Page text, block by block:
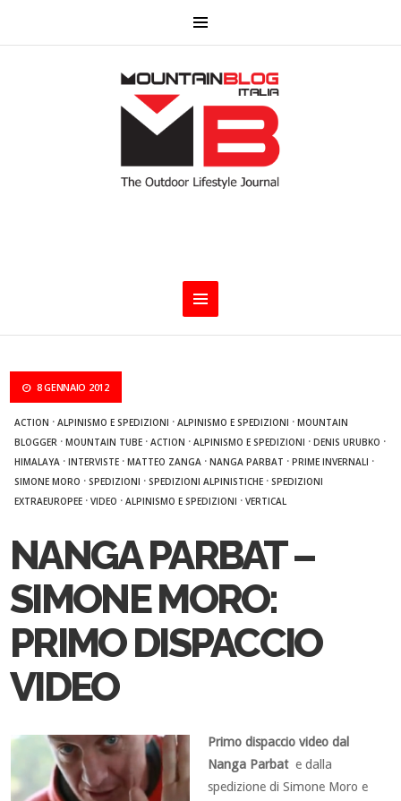
8 GENNAIO 2012
ACTION ·ALPINISMO E SPEDIZIONI ·ALPINISMO E SPEDIZIONI ·MOUNTAIN
BLOGGER ·MOUNTAIN TUBE ·ACTION ·ALPINISMO E SPEDIZIONI ·DENIS URUBKO ·
HIMALAYA ·INTERVISTE ·MATTEO ZANGA ·NANGA PARBAT ·PRIME INVERNALI ·
SIMONE MORO ·SPEDIZIONI ·SPEDIZIONI ALPINISTICHE ·SPEDIZIONI
EXTRAEUROPEE ·VIDEO ·ALPINISMO E SPEDIZIONI ·VERTICAL
NANGA PARBAT –
SIMONE MORO:
PRIMO DISPACCIO
VIDEO
Primo dispaccio video dal
Nanga Parbate dalla
spedizione di Simone Moro e